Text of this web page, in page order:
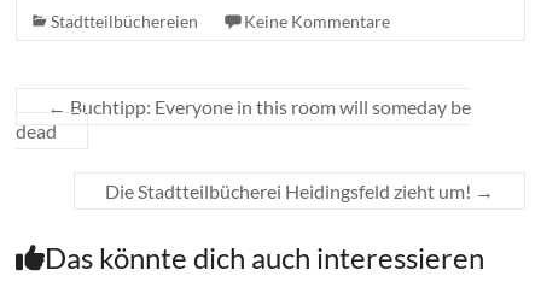
Stadtteilbüchereien
Keine Kommentare
← Buchtipp: Everyone in this room will someday be
dead
Die Stadtteilbücherei Heidingsfeld zieht um! →
Das könnte dich auch interessieren